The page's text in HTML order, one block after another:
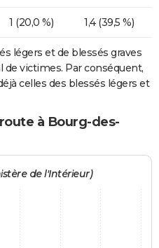
1 (20,0 %) 1,4 (39,5 %)
légers et de blessés graves
victimes. Par conséquent,
celles des blessés légers et
à Bourg-des-
de l'Intérieur)